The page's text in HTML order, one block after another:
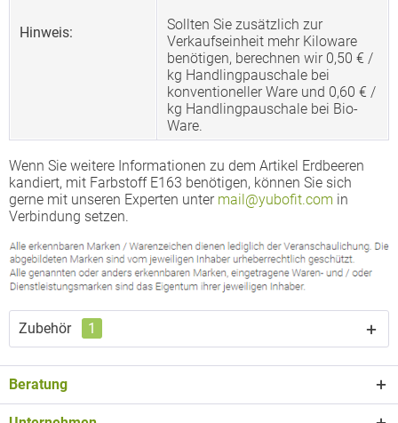
Hinweis:
Sollten Sie zusätzlich zur
Verkaufseinheit mehr Kiloware
benötigen, berechnen wir 0,50 € /
kg Handlingpauschale bei
konventioneller Ware und 0,60 € /
kg Handlingpauschale bei Bio-
Ware.
Wenn Sie weitere Informationen zu dem Artikel Erdbeeren
kandiert, mit Farbstoff E163 benötigen, können Sie sich
gerne mit unseren Experten unter mail@yubofit.com in
Verbindung setzen.
Zubehör 1
Beratung